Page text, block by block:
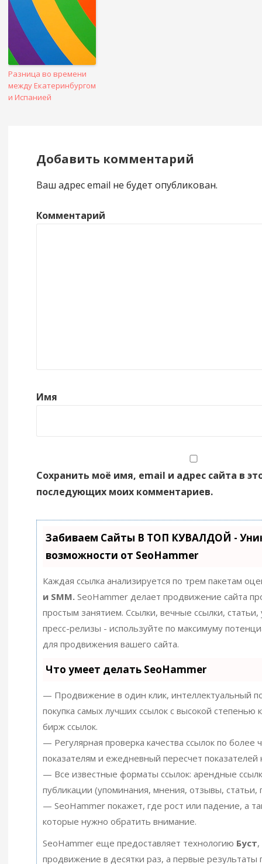
Разница во времени
между Екатеринбургом
и Испанией
Добавить комментарий
Ваш адрес email не будет опубликован.
Комментарий
Имя
Сохранить моё имя, email и адрес сайта в
последующих моих комментариев.
Забиваем Сайты В ТОП КУВАЛДОЙ -
возможности от SeoHammer
Каждая ссылка анализируется по трем пакетам
и SMM.SeoHammer делает продвижение сайта
простым занятием. Ссылки, вечные ссылки,
пресс-релизы - используйте по максимуму
для продвижения вашего сайта.
Что умеет делать SeoHammer
— Продвижение в один клик, интеллектуальный
покупка самых лучших ссылок с высокой степенью
бирж ссылок.
— Регулярная проверка качества ссылок по более
показателям и ежедневный пересчет показателей
— Все известные форматы ссылок: арендные
публикации (упоминания, мнения, отзывы, статьи,
— SeoHammer покажет, где рост или падение, а
которые нужно обратить внимание.
SeoHammer еще предоставляет технологию Буст
продвижение в десятки раз, а первые результаты